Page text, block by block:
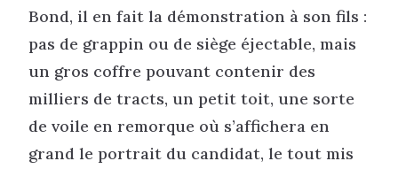
Bond, il en fait la démonstration à son fils :
pas de grappin ou de siège éjectable, mais
un gros coffre pouvant contenir des
milliers de tracts, un petit toit, une sorte
de voile en remorque où s’affichera en
grand le portrait du candidat, le tout mis